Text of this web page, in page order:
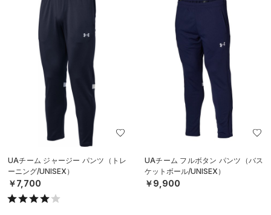
UAチーム ジャージー パンツ（トレ
ーニング/UNISEX）
￥7,700
UAチーム フルボタン パンツ（バス
ケットボール/UNISEX）
￥9,900